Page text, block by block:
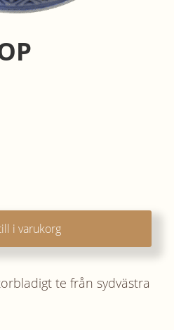
i varukorg
te från sydvästra